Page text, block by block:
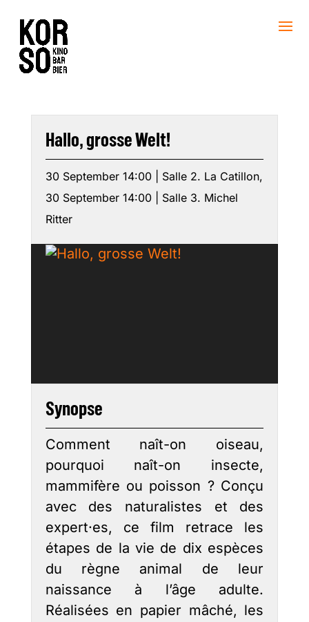
Hallo, grosse Welt!
30 September 14:00 | Salle 2. La Catillon,
30 September 14:00 | Salle 3. Michel
Ritter
Synopse
Comment naît-on oiseau,
pourquoi naît-on insecte,
mammifère ou poisson ? Conçu
avec des naturalistes et des
expert·es, ce film retrace les
étapes de la vie de dix espèces
du règne animal de leur
naissance à l’âge adulte.
Réalisées en papier mâché, les